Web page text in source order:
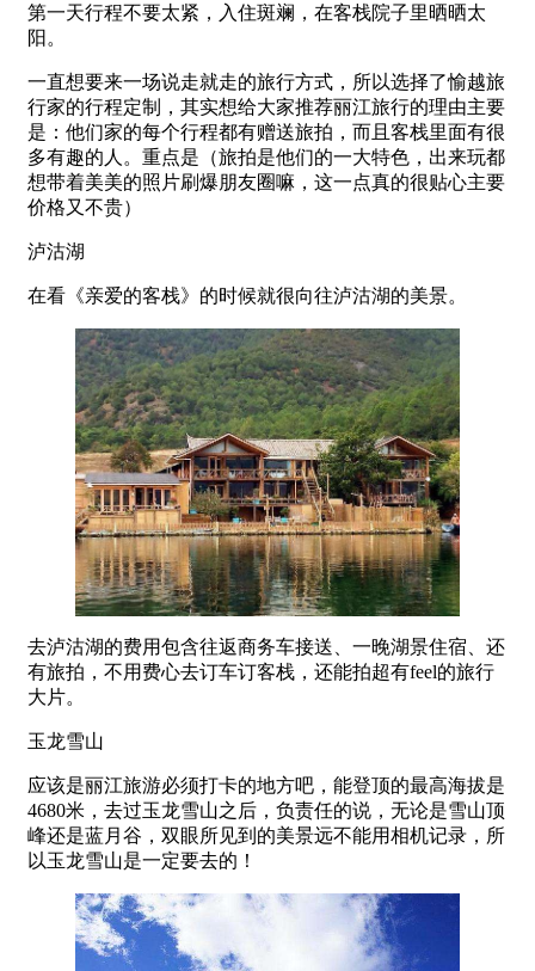
第一天行程不要太紧，入住斑斓，在客栈院子里晒晒太
阳。
一直想要来一场说走就走的旅行方式，所以选择了愉越旅
行家的行程定制，其实想给大家推荐丽江旅行的理由主要
是：他们家的每个行程都有赠送旅拍，而且客栈里面有很
多有趣的人。重点是（旅拍是他们的一大特色，出来玩都
想带着美美的照片刷爆朋友圈嘛，这一点真的很贴心主要
价格又不贵）
泸沽湖
在看《亲爱的客栈》的时候就很向往泸沽湖的美景。
去泸沽湖的费用包含往返商务车接送、一晚湖景住宿、还
有旅拍，不用费心去订车订客栈，还能拍超有feel的旅行
大片。
玉龙雪山
应该是丽江旅游必须打卡的地方吧，能登顶的最高海拔是
4680米，去过玉龙雪山之后，负责任的说，无论是雪山顶
峰还是蓝月谷，双眼所见到的美景远不能用相机记录，所
以玉龙雪山是一定要去的！